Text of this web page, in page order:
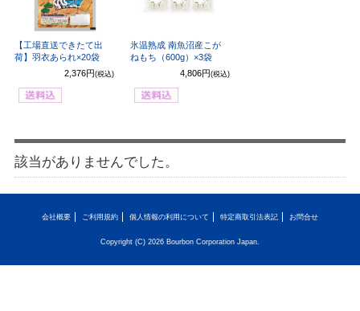
【工場直送できたて出
荷】羽衣あられ×20袋
2,376円 (税込)
氷温熟成 南魚沼産こが
ねもち（600g）×3袋
4,806円 (税込)
該当がありませんでした。
会社概要 ご利用規約 個人情報の利用について 特定商取引法表記 お問合せ
Copyright (C) 2026 Bourbon Corporation Japan.